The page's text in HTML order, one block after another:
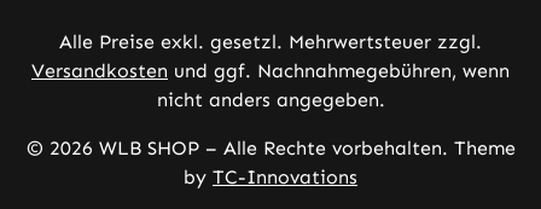
Alle Preise exkl. gesetzl. Mehrwertsteuer zzgl.
Versandkosten und ggf. Nachnahmegebühren, wenn
nicht anders angegeben.
© 2026 WLB SHOP – Alle Rechte vorbehalten. Theme
by TC-Innovations